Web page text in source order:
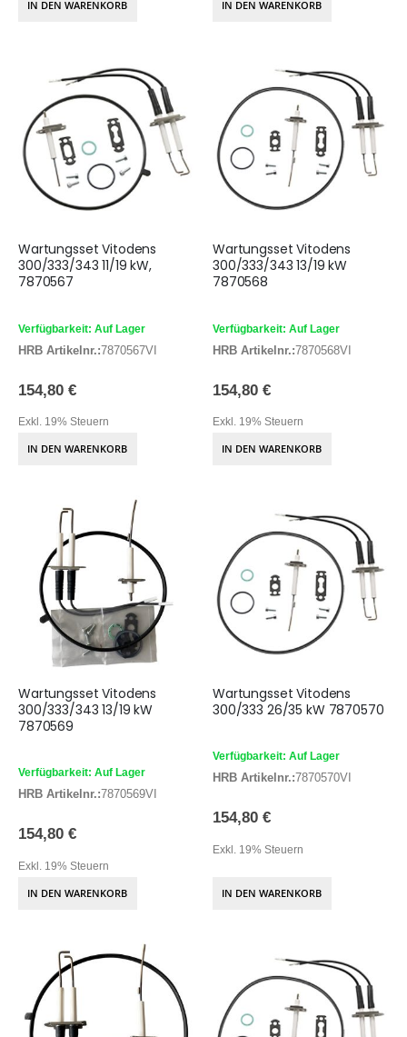
IN DEN WARENKORB IN DEN WARENKORB
Wartungsset Vitodens
300/333/343 11/19 kW,
7870567
Verfügbarkeit: Auf Lager
HRB Artikelnr.:7870567VI
154,80 €
Exkl. 19% Steuern
IN DEN WARENKORB
Wartungsset Vitodens
300/333/343 13/19 kW
7870568
Verfügbarkeit: Auf Lager
HRB Artikelnr.:7870568VI
154,80 €
Exkl. 19% Steuern
IN DEN WARENKORB
Wartungsset Vitodens
300/333/343 13/19 kW
7870569
Verfügbarkeit: Auf Lager
HRB Artikelnr.:7870569VI
154,80 €
Exkl. 19% Steuern
IN DEN WARENKORB
Wartungsset Vitodens
300/333 26/35 kW 7870570
Verfügbarkeit: Auf Lager
HRB Artikelnr.:7870570VI
154,80 €
Exkl. 19% Steuern
IN DEN WARENKORB